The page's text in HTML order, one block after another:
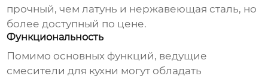
прочный, чем латунь и нержавеющая сталь, но
более доступный по цене.
Функциональность
Помимо основных функций, ведущие
смесители для кухни могут обладать